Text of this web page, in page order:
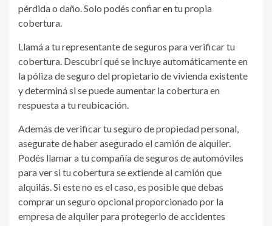
pérdida o daño. Solo podés confiar en tu propia
cobertura.
Llamá a tu representante de seguros para verificar tu
cobertura. Descubrí qué se incluye automáticamente en
la póliza de seguro del propietario de vivienda existente
y determiná si se puede aumentar la cobertura en
respuesta a tu reubicación.
Además de verificar tu seguro de propiedad personal,
asegurate de haber asegurado el camión de alquiler.
Podés llamar a tu compañía de seguros de automóviles
para ver si tu cobertura se extiende al camión que
alquilás. Si este no es el caso, es posible que debas
comprar un seguro opcional proporcionado por la
empresa de alquiler para protegerlo de accidentes